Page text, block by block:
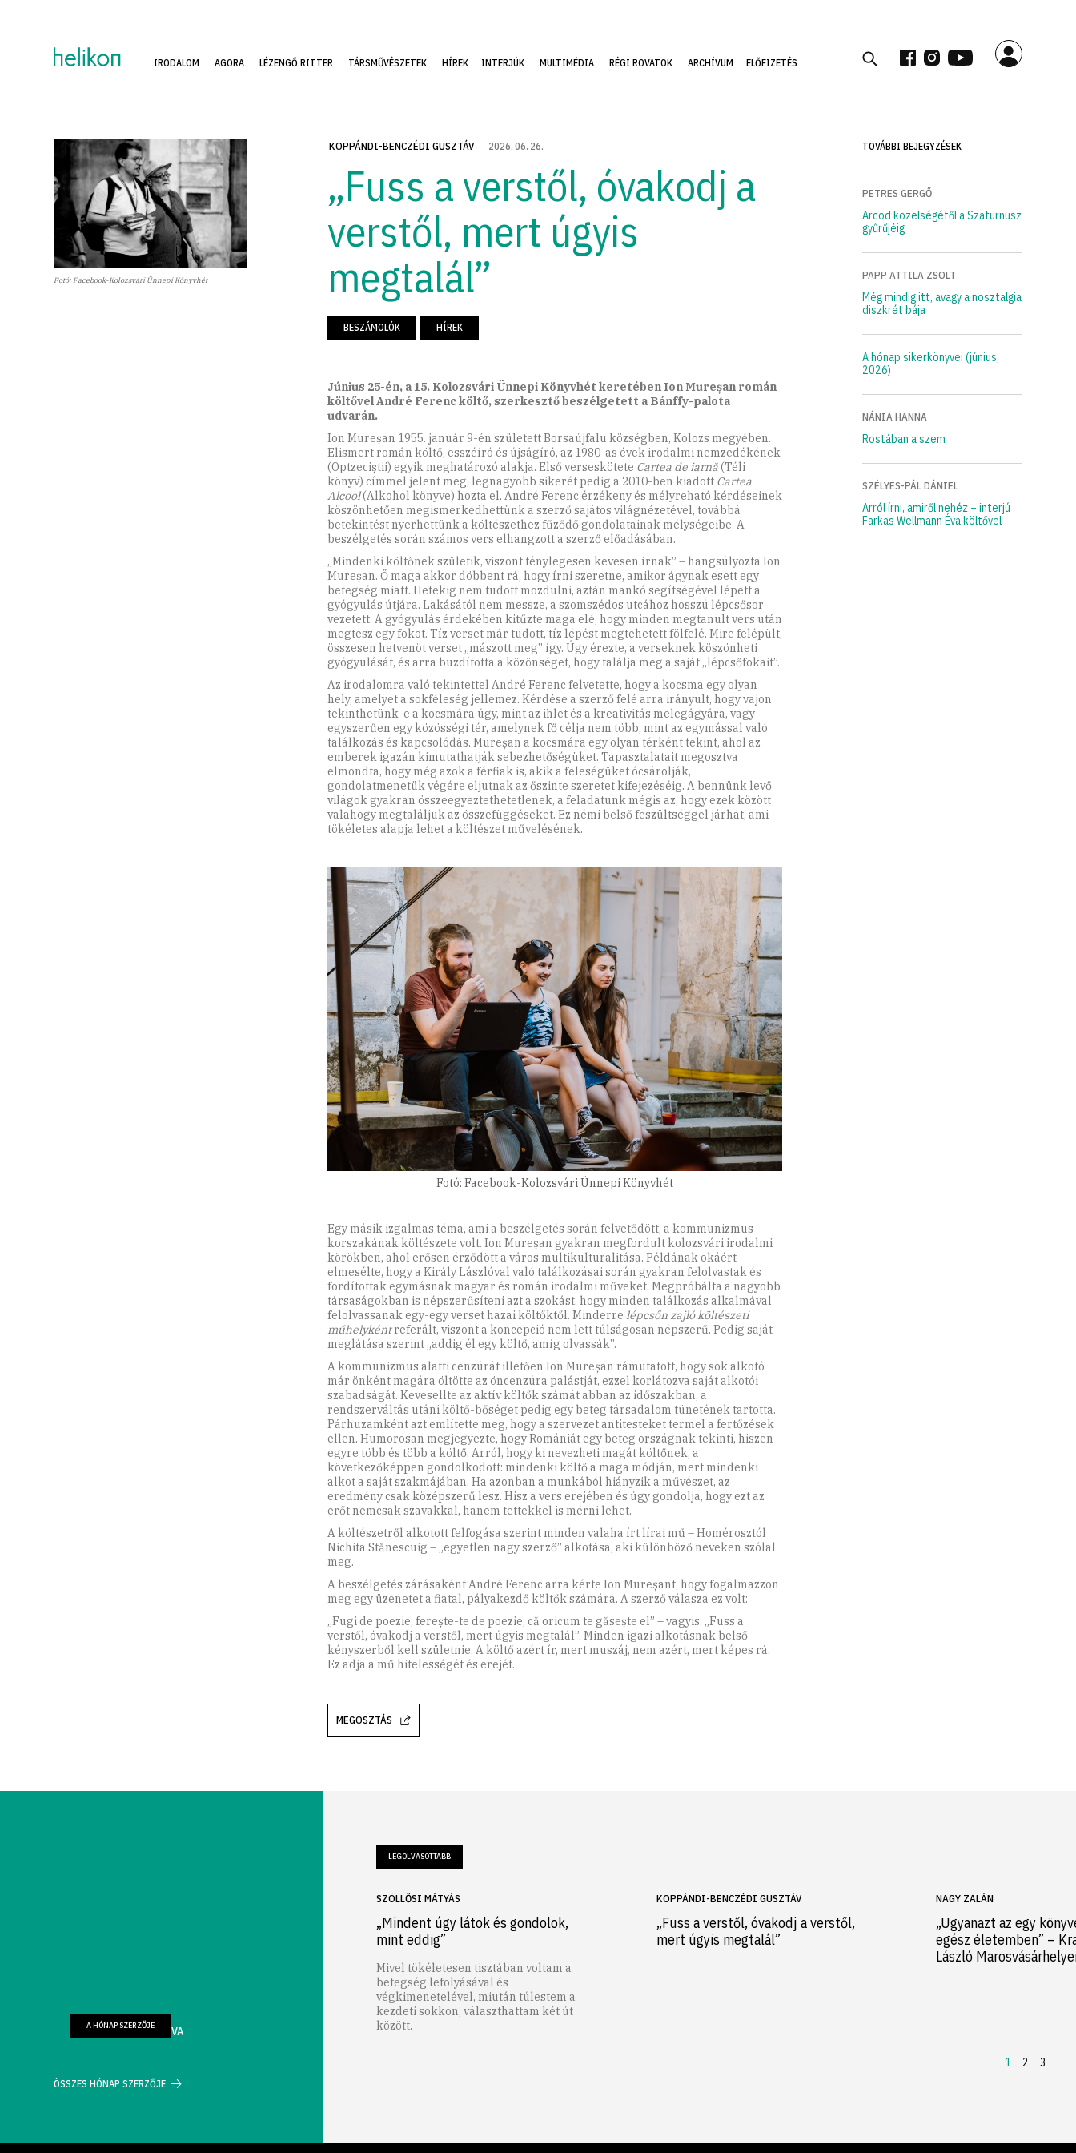
IRODALOM AGORA LÉZENGŐ RITTER TÁRSMŰVÉSZETEK HÍREK INTERJÚK MULTIMÉDIA RÉGI ROVATOK ARCHÍVUM ELŐFIZETÉS
Fotó: Facebook-Kolozsvári Ünnepi Könyvhét
KOPPÁNDI-BENCZÉDI GUSZTÁV 2026.06. 26.
„Fuss a verstől, óvakodj a
verstől, mert úgyis
megtalál”
BESZÁMOLÓK HÍREK
Június 25-én, a 15. Kolozsvári Ünnepi Könyvhét keretében Ion Mureșan román
költővel André Ferenc költő, szerkesztő beszélgetett a Bánffy-palota
udvarán.
Ion Mureșan 1955. január 9-én született Borsaújfalu községben, Kolozs megyében.
Elismert román költő, esszéíró és újságíró, az 1980-as évek irodalmi nemzedékének
(Optzeciștii) egyik meghatározó alakja. Első verseskötete Cartea de iarnă(Téli
könyv) címmel jelent meg, legnagyobb sikerét pedig a 2010-ben kiadott Cartea
Alcool(Alkohol könyve) hozta el. André Ferenc érzékeny és mélyreható kérdéseinek
köszönhetően megismerkedhettünk a szerző sajátos világnézetével, továbbá
betekintést nyerhettünk a költészethez fűződő gondolatainak mélységeibe. A
beszélgetés során számos vers elhangzott a szerző előadásában.
„Mindenki költőnek születik, viszont ténylegesen kevesen írnak” – hangsúlyozta Ion
Mureșan. Ő maga akkor döbbent rá, hogy írni szeretne, amikor ágynak esett egy
betegség miatt. Hetekig nem tudott mozdulni, aztán mankó segítségével lépett a
gyógyulás útjára. Lakásától nem messze, a szomszédos utcához hosszú lépcsősor
vezetett. A gyógyulás érdekében kitűzte maga elé, hogy minden megtanult vers után
megtesz egy fokot. Tíz verset már tudott, tíz lépést megtehetett fölfelé. Mire felépült,
összesen hetvenöt verset „mászott meg” így. Úgy érezte, a verseknek köszönheti
gyógyulását, és arra buzdította a közönséget, hogy találja meg a saját „lépcsőfokait”.
Az irodalomra való tekintettel André Ferenc felvetette, hogy a kocsma egy olyan
hely, amelyet a sokféleség jellemez. Kérdése a szerző felé arra irányult, hogy vajon
tekinthetünk-e a kocsmára úgy, mint az ihlet és a kreativitás melegágyára, vagy
egyszerűen egy közösségi tér, amelynek fő célja nem több, mint az egymással való
találkozás és kapcsolódás. Mureșan a kocsmára egy olyan térként tekint, ahol az
emberek igazán kimutathatják sebezhetőségüket. Tapasztalatait megosztva
elmondta, hogy még azok a férfiak is, akik a feleségüket ócsárolják,
gondolatmenetük végére eljutnak az őszinte szeretet kifejezéséig. A bennünk levő
világok gyakran összeegyeztethetetlenek, a feladatunk mégis az, hogy ezek között
valahogy megtaláljuk az összefüggéseket. Ez némi belső feszültséggel járhat, ami
tökéletes alapja lehet a költészet művelésének.
Fotó: Facebook-Kolozsvári Ünnepi Könyvhét
Egy másik izgalmas téma, ami a beszélgetés során felvetődött, a kommunizmus
korszakának költészete volt. Ion Mureșan gyakran megfordult kolozsvári irodalmi
körökben, ahol erősen érződött a város multikulturalitása. Példának okáért
elmesélte, hogy a Király Lászlóval való találkozásai során gyakran felolvastak és
fordítottak egymásnak magyar és román irodalmi műveket. Megpróbálta a nagyobb
társaságokban is népszerűsíteni azt a szokást, hogy minden találkozás alkalmával
felolvassanak egy-egy verset hazai költőktől. Minderre lépcsőn zajló költészeti
műhelykéntreferált, viszont a koncepció nem lett túlságosan népszerű. Pedig saját
meglátása szerint „addig él egy költő, amíg olvassák”.
A kommunizmus alatti cenzúrát illetően Ion Mureșan rámutatott, hogy sok alkotó
már önként magára öltötte az öncenzúra palástját, ezzel korlátozva saját alkotói
szabadságát. Kevesellte az aktív költők számát abban az időszakban, a
rendszerváltás utáni költő-bőséget pedig egy beteg társadalom tünetének tartotta.
Párhuzamként azt említette meg, hogy a szervezet antitesteket termel a fertőzések
ellen. Humorosan megjegyezte, hogy Romániát egy beteg országnak tekinti, hiszen
egyre több és több a költő. Arról, hogy ki nevezheti magát költőnek, a
következőképpen gondolkodott: mindenki költő a maga módján, mert mindenki
alkot a saját szakmájában. Ha azonban a munkából hiányzik a művészet, az
eredmény csak középszerű lesz. Hisz a vers erejében és úgy gondolja, hogy ezt az
erőt nemcsak szavakkal, hanem tettekkel is mérni lehet.
A költészetről alkotott felfogása szerint minden valaha írt lírai mű – Homérosztól
Nichita Stănescuig – „egyetlen nagy szerző” alkotása, aki különböző neveken szólal
meg.
A beszélgetés zárásaként André Ferenc arra kérte Ion Mureșant, hogy fogalmazzon
meg egy üzenetet a fiatal, pályakezdő költők számára. A szerző válasza ez volt:
„Fugi de poezie, ferește-te de poezie, că oricum te găsește el” – vagyis: „Fuss a
verstől, óvakodj a verstől, mert úgyis megtalál”. Minden igazi alkotásnak belső
kényszerből kell születnie. A költő azért ír, mert muszáj, nem azért, mert képes rá.
Ez adja a mű hitelességét és erejét.
MEGOSZTÁS
TOVÁBBI BEJEGYZÉSEK
PETRES GERGŐ
Arcod közelségétől a Szaturnusz
gyűrűjéig
PAPP ATTILA ZSOLT
Még mindig itt, avagy a nosztalgia
diszkrét bája
A hónap sikerkönyvei (június,
2026)
NÁNIA HANNA
Rostában a szem
SZÉLYES-PÁL DÁNIEL
Arról írni, amiről nehéz – interjú
Farkas Wellmann Éva költővel
FARKAS WELLMANN ÉVA
A HÓNAP SZERZŐJE
ÖSSZES HÓNAP SZERZŐJE
LEGOLVASOTTABB
SZÖLLŐSI MÁTYÁS
„Mindent úgy látok és gondolok,
mint eddig”
Mivel tökéletesen tisztában voltam a
betegség lefolyásával és
végkimenetelével, miután túlestem a
kezdeti sokkon, választhattam két út
között.
KOPPÁNDI-BENCZÉDI GUSZTÁV
„Fuss a verstől, óvakodj a verstől,
mert úgyis megtalál”
NAGY ZALÁN
„Ugyanazt az egy
egész életemben” –
László
1 2 3